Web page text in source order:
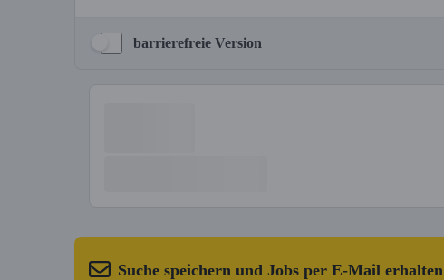
barrierefreie Version
Suche speichern und Jobs per E-Mail erhalten